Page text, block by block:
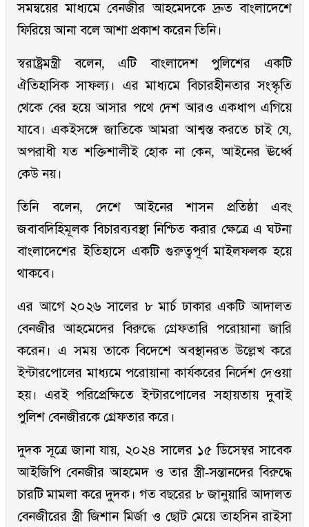
সমন্বয়ের মাধ্যমে বেনজীর আহমেদকে দ্রুত বাংলাদেশে
ফিরিয়ে আনা বলে আশা প্রকাশ করেন তিনি।
স্বরাষ্ট্রমন্ত্রী বলেন, এটি বাংলাদেশ পুলিশের একটি
ঐতিহাসিক সাফল্য। এর মাধ্যমে বিচারহীনতার সংস্কৃতি
থেকে বের হয়ে আসার পথে দেশ আরও একধাপ এগিয়ে
যাবে। একইসঙ্গে জাতিকে আমরা আশ্বস্ত করতে চাই যে,
অপরাধী যত শক্তিশালীই হোক না কেন, আইনের ঊর্ধ্বে
কেউ নয়।
তিনি বলেন, দেশে আইনের শাসন প্রতিষ্ঠা এবং
জবাবদিহিমূলক বিচারব্যবস্থা নিশ্চিত করার ক্ষেত্রে এ ঘটনা
বাংলাদেশের ইতিহাসে একটি গুরুত্বপূর্ণ মাইলফলক হয়ে
থাকবে।
এর আগে ২০২৬ সালের ৮ মার্চ ঢাকার একটি আদালত
বেনজীর আহমেদের বিরুদ্ধে গ্রেফতারি পরোয়ানা জারি
করেন। এ সময় তাকে বিদেশে অবস্থানরত উল্লেখ করে
ইন্টারপোলের মাধ্যমে পরোয়ানা কার্যকরের নির্দেশ দেওয়া
হয়। এরই পরিপ্রেক্ষিতে ইন্টারপোলের সহায়তায় দুবাই
পুলিশ বেনজীরকে গ্রেফতার করে।
দুদক সূত্রে জানা যায়, ২০২৪ সালের ১৫ ডিসেম্বর সাবেক
আইজিপি বেনজীর আহমেদ ও তার স্ত্রী-সন্তানদের বিরুদ্ধে
চারটি মামলা করে দুদক। গত বছরের ৮ জানুয়ারি আদালত
বেনজীরের স্ত্রী জিশান মির্জা ও ছোট মেয়ে তাহসিন রাইসা